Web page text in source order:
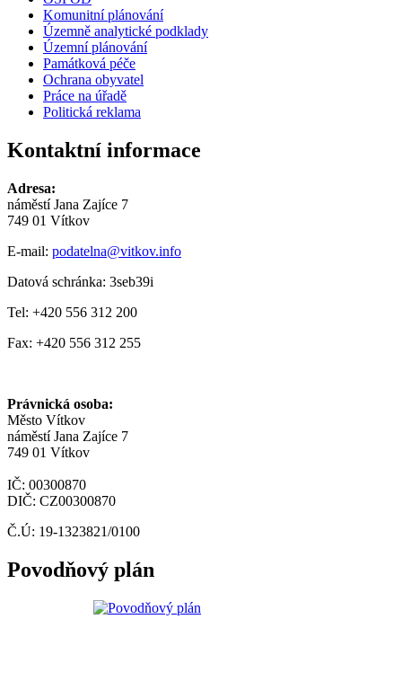
Komunitní plánování
Územně analytické podklady
Územní plánování
Památková péče
Ochrana obyvatel
Práce na úřadě
Politická reklama
Kontaktní informace
Adresa:
náměstí Jana Zajíce 7
749 01 Vítkov
E-mail: podatelna@vitkov.info
Datová schránka: 3seb39i
Tel: +420 556 312 200
Fax: +420 556 312 255
Právnická osoba:
Město Vítkov
náměstí Jana Zajíce 7
749 01 Vítkov
IČ: 00300870
DIČ: CZ00300870
Č.Ú: 19-1323821/0100
Povodňový plán